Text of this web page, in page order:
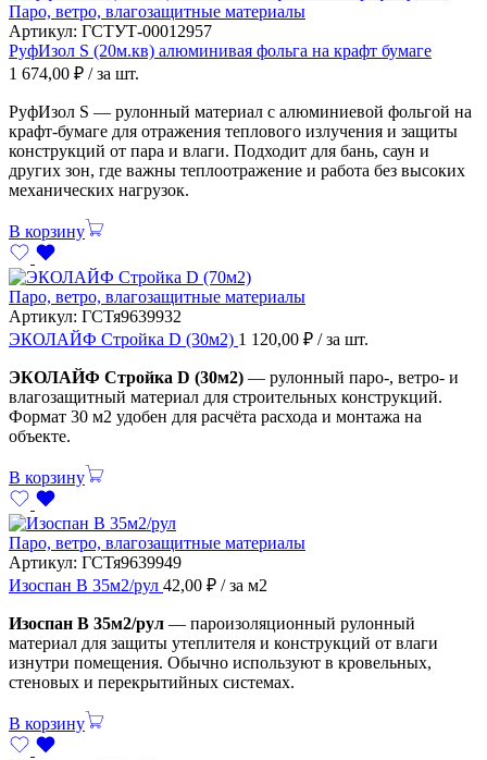
Паро, ветро, влагозащитные материалы
Артикул: ГСТУТ-00012957
РуфИзол S (20м.кв) алюминивая фольга на крафт бумаге
1 674,00 ₽ / за шт.
РуфИзол S — рулонный материал с алюминиевой фольгой на
крафт-бумаге для отражения теплового излучения и защиты
конструкций от пара и влаги. Подходит для бань, саун и
других зон, где важны теплоотражение и работа без высоких
механических нагрузок.
В корзину
Паро, ветро, влагозащитные материалы
Артикул: ГСТя9639932
ЭКОЛАЙФ Стройка D (30м2) 1 120,00 ₽ / за шт.
ЭКОЛАЙФ Стройка D (30м2) — рулонный паро-, ветро- и
влагозащитный материал для строительных конструкций.
Формат 30 м2 удобен для расчёта расхода и монтажа на
объекте.
В корзину
Паро, ветро, влагозащитные материалы
Артикул: ГСТя9639949
Изоспан В 35м2/рул 42,00 ₽ / за м2
Изоспан В 35м2/рул — пароизоляционный рулонный
материал для защиты утеплителя и конструкций от влаги
изнутри помещения. Обычно используют в кровельных,
стеновых и перекрытийных системах.
В корзину